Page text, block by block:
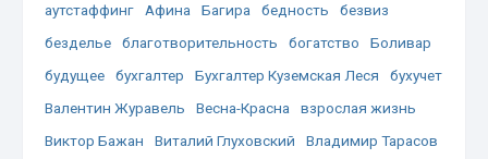
аутстаффинг
Афина Багира бедность
безвиз
безделье
благотворительность богатство
Боливар
будущее
бухгалтер Бухгалтер Куземская Леся
бухучет
Валентин Журавель
Весна-Красна
взрослая жизнь
Виктор Бажан
Виталий Глуховский
Владимир Тарасов